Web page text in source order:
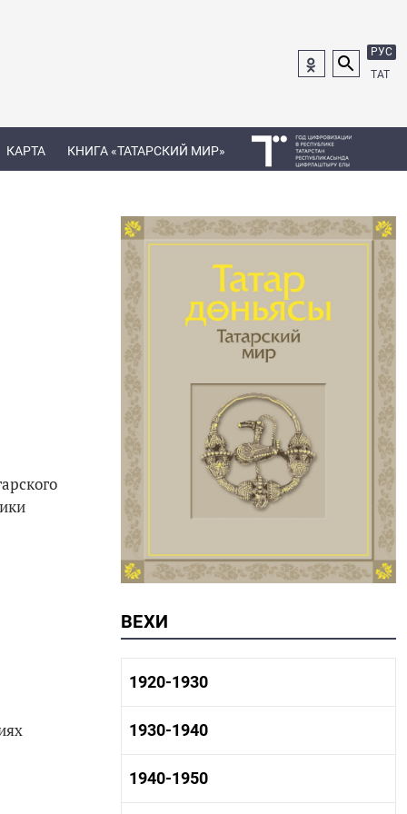
РУС
ТАТ
КАРТА КНИГА «ТАТАРСКИЙ МИР»
ВЕХИ
1920-1930
1920-1930 история
1920-1930 культура
1930-1940
1930-1940 история
1930-1940 культура
1940-1950